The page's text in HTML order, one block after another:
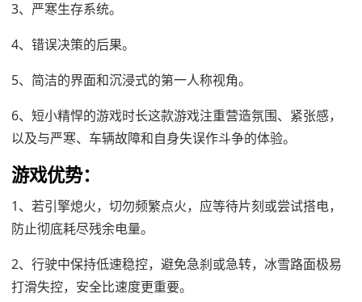
3、严寒生存系统。
4、错误决策的后果。
5、简洁的界面和沉浸式的第一人称视角。
6、短小精悍的游戏时长这款游戏注重营造氛围、紧张感，
以及与严寒、车辆故障和自身失误作斗争的体验。
游戏优势：
1、若引擎熄火，切勿频繁点火，应等待片刻或尝试搭电，
防止彻底耗尽残余电量。
2、行驶中保持低速稳控，避免急刹或急转，冰雪路面极易
打滑失控，安全比速度更重要。